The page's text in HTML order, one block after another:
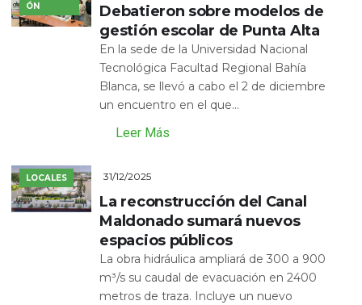
ÓN
Debatieron sobre modelos de
gestión escolar de Punta Alta
En la sede de la Universidad Nacional
Tecnológica Facultad Regional Bahía
Blanca, se llevó a cabo el 2 de diciembre
un encuentro en el que...
Leer Más
LOCALES 31/12/2025
La reconstrucción del Canal
Maldonado sumará nuevos
espacios públicos
La obra hidráulica ampliará de 300 a 900
m³/s su caudal de evacuación en 2400
metros de traza. Incluye un nuevo